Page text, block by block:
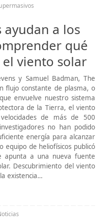
ayudan a los
qué
viento solar
y Samuel Badman, The
flujo constante de plasma, o
envuelve nuestro sistema
de la Tierra, el viento
de más de 500
no han podido
energía para alcanzar
equipo de heliofísicos publicó
apunta a una nueva fuente
Descubrimiento del viento
existencia…